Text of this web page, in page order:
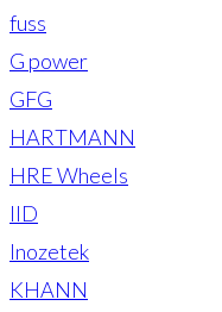
fuss
G power
GFG
HARTMANN
HRE Wheels
IID
Inozetek
KHANN